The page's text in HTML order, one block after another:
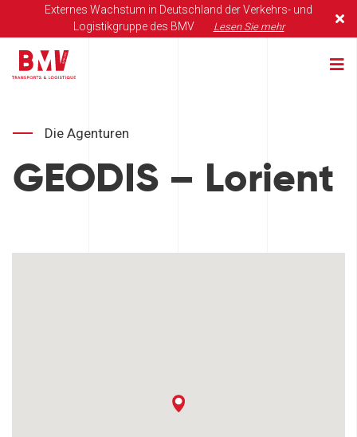
Externes Wachstum in Deutschland der Verkehrs- und
Logistikgruppe des BMV
Lesen Sie mehr
Die Agenturen
GEODIS – Lorient